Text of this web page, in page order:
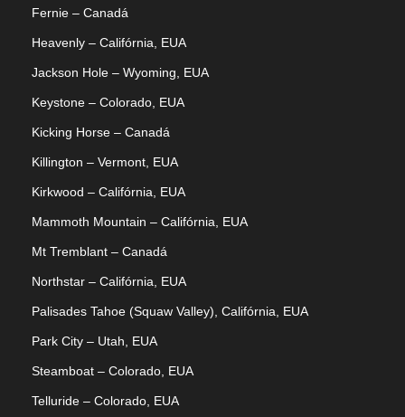
Fernie – Canadá
Heavenly – Califórnia, EUA
Jackson Hole – Wyoming, EUA
Keystone – Colorado, EUA
Kicking Horse – Canadá
Killington – Vermont, EUA
Kirkwood – Califórnia, EUA
Mammoth Mountain – Califórnia, EUA
Mt Tremblant – Canadá
Northstar – Califórnia, EUA
Palisades Tahoe (Squaw Valley), Califórnia, EUA
Park City – Utah, EUA
Steamboat – Colorado, EUA
Telluride – Colorado, EUA